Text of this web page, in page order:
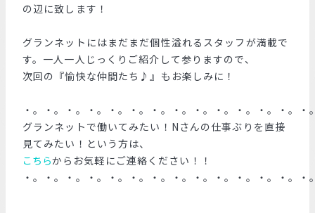
の辺に致します！
グランネットにはまだまだ個性溢れるスタッフが満載で
す。一人一人じっくりご紹介して参りますので、
次回の『愉快な仲間たち♪』もお楽しみに！
・。・。・。・。・。・。・。・。・。・。・。・。・。
グランネットで働いてみたい！Nさんの仕事ぶりを直接
見てみたい！という方は、
こちらからお気軽にご連絡ください！！
・。・。・。・。・。・。・。・。・。・。・。・。・。